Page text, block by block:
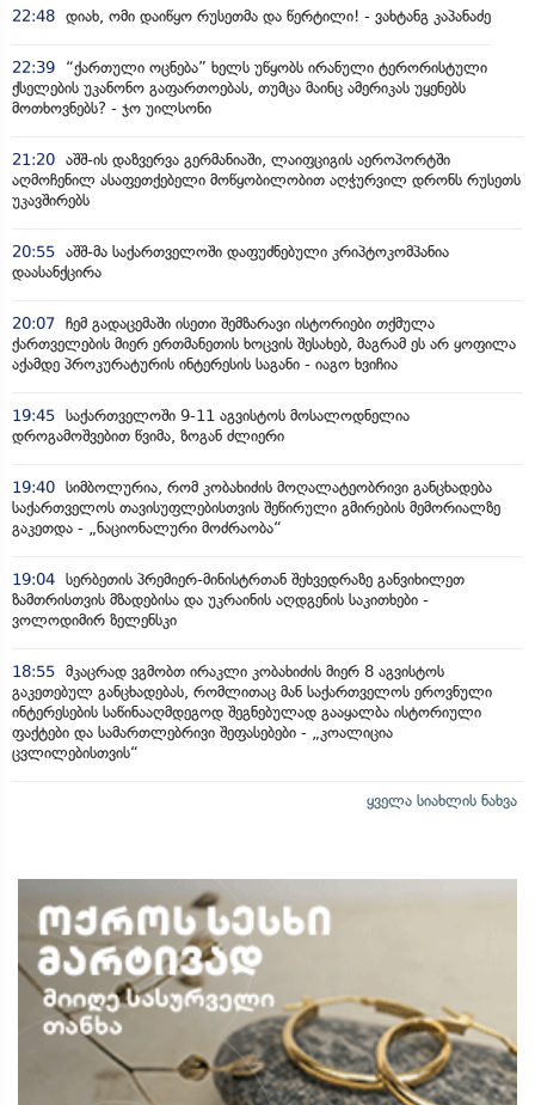
22:48 დიახ, ომი დაიწყო რუსეთმა და წერტილი! - ვახტანგ კაპანაძე
22:39
“ქართული ოცნება” ხელს უწყობს ირანული ტერორისტული
ქსელების უკანონო გაფართოებას, თუმცა მაინც ამერიკას უყენებს
მოთხოვნებს? - ჯო უილსონი
21:20 აშშ-ის დაზვერვა გერმანიაში, ლაიფციგის აეროპორტში
აღმოჩენილ ასაფეთქებელი მოწყობილობით აღჭურვილ დრონს რუსეთს
უკავშირებს
20:55 აშშ-მა საქართველოში დაფუძნებული კრიპტოკომპანია
დაასანქცირა
20:07 ჩემ გადაცემაში ისეთი შემზარავი ისტორიები თქმულა
ქართველების მიერ ერთმანეთის ხოცვის შესახებ, მაგრამ ეს არ ყოფილა
აქამდე პროკურატურის ინტერესის საგანი - იაგო ხვიჩია
19:45 საქართველოში 9-11 აგვისტოს მოსალოდნელია
დროგამოშვებით წვიმა, ზოგან ძლიერი
19:40 სიმბოლურია, რომ კობახიძის მოღალატეობრივი განცხადება
საქართველოს თავისუფლებისთვის შეწირული გმირების მემორიალზე
გაკეთდა - „ნაციონალური მოძრაობა“
19:04 სერბეთის პრემიერ-მინისტრთან შეხვედრაზე განვიხილეთ
ზამთრისთვის მზადებისა და უკრაინის აღდგენის საკითხები -
ვოლოდიმირ ზელენსკი
18:55 მკაცრად ვგმობთ ირაკლი კობახიძის მიერ 8 აგვისტოს
გაკეთებულ განცხადებას, რომლითაც მან საქართველოს ეროვნული
ინტერესების საწინააღმდეგოდ შეგნებულად გააყალბა ისტორიული
ფაქტები და სამართლებრივი შეფასებები - „კოალიცია
ცვლილებისთვის“
ყველა სიახლის ნახვა